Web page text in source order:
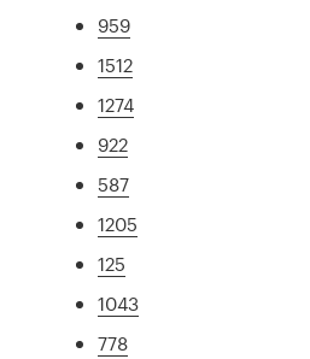
959
1512
1274
922
587
1205
125
1043
778